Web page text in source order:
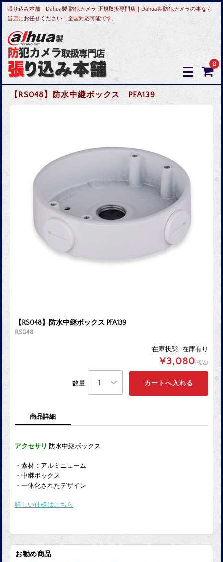
張り込み本舗｜Dahua製 防犯カメラ 正規取扱専門店｜Dahua製防犯カメラの事なら
当店にお任せください！全国対応可能です。
0
【RS048】防水中継ボックス PFA139
【RS048】防水中継ボックス PFA139
RS048
在庫状態 : 在庫有り
¥3,080(税込)
数量
商品詳細
アクセサリ 防水中継ボックス
・素材：アルミニューム
・中継ボックス
・一体化されたデザイン
詳しい仕様はこちら
お勧め商品